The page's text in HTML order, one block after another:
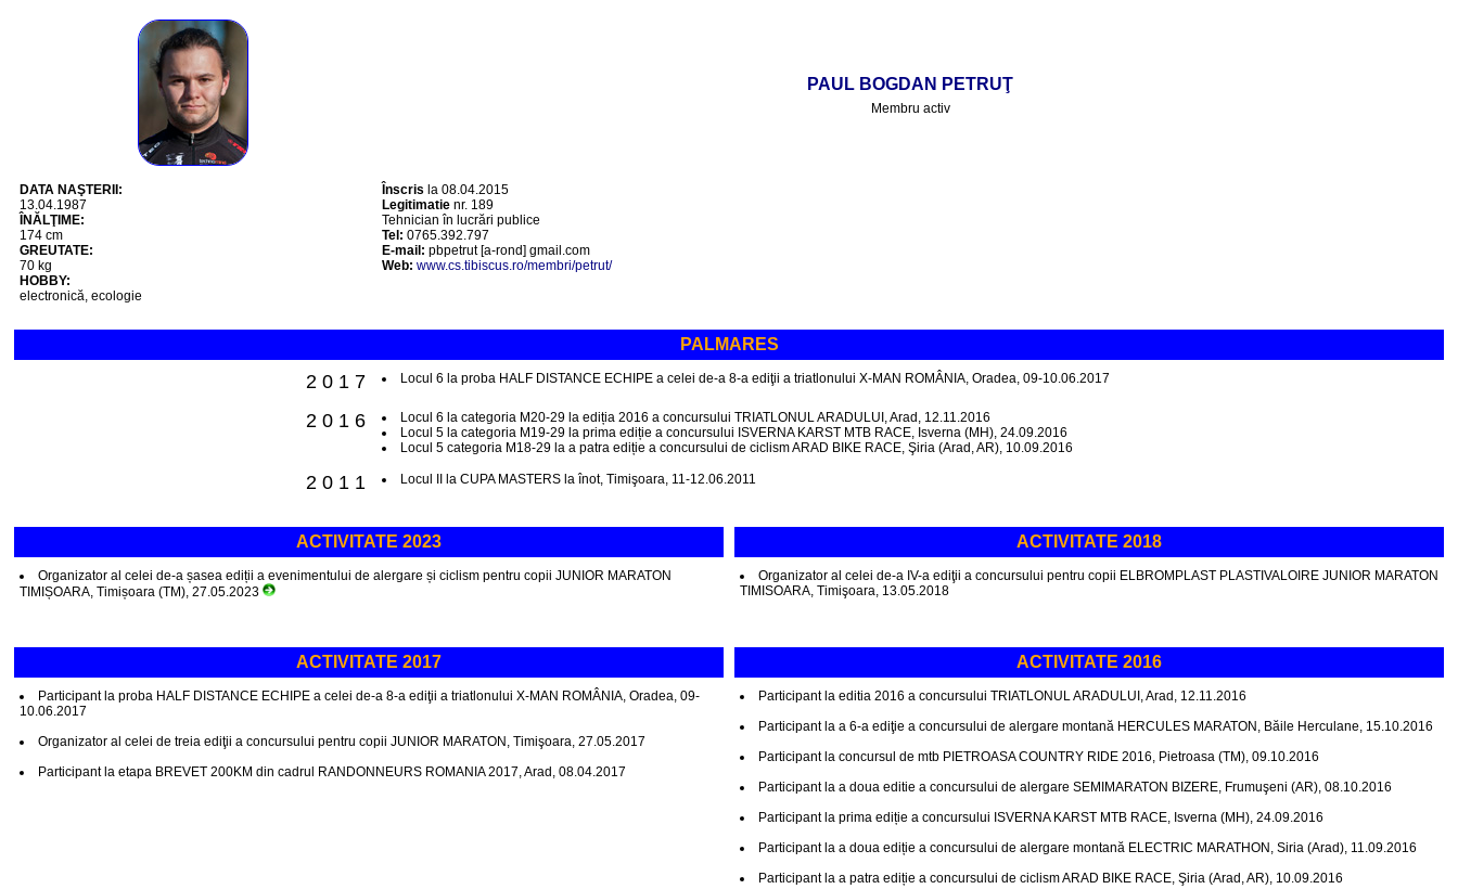
PAUL BOGDAN PETRUŢ
Membru activ
DATA NAŞTERII:
13.04.1987
ÎNĂLŢIME:
174 cm
GREUTATE:
70 kg
HOBBY:
electronică, ecologie
Înscris la 08.04.2015
Legitimatie nr. 189
Tehnician în lucrări publice
Tel: 0765.392.797
E-mail: pbpetrut [a-rond] gmail.com
Web: www.cs.tibiscus.ro/membri/petrut/
PALMARES
2 0 1 7 Locul 6 la proba HALF DISTANCE ECHIPE a celei de-a 8-a ediţii a triatlonului X-MAN ROMÂNIA, Oradea, 09-10.06.2017
2 0 1 6
Locul 6 la categoria M20-29 la ediția 2016 a concursului TRIATLONUL ARADULUI, Arad, 12.11.2016
Locul 5 la categoria M19-29 la prima ediție a concursului ISVERNA KARST MTB RACE, Isverna (MH), 24.09.2016
Locul 5 categoria M18-29 la a patra ediție a concursului de ciclism ARAD BIKE RACE, Şiria (Arad, AR), 10.09.2016
2 0 1 1 Locul II la CUPA MASTERS la înot, Timişoara, 11-12.06.2011
ACTIVITATE 2023
Organizator al celei de-a șasea ediții a evenimentului de alergare și ciclism pentru copii JUNIOR MARATON
TIMIȘOARA, Timișoara (TM), 27.05.2023
ACTIVITATE 2018
Organizator al celei de-a IV-a ediţii a concursului pentru copii ELBROMPLAST PLASTIVALOIRE JUNIOR MARATON
TIMISOARA, Timişoara, 13.05.2018
ACTIVITATE 2017
Participant la proba HALF DISTANCE ECHIPE a celei de-a 8-a ediţii a triatlonului X-MAN ROMÂNIA, Oradea, 09-
10.06.2017
Organizator al celei de treia ediţii a concursului pentru copii JUNIOR MARATON, Timişoara, 27.05.2017
Participant la etapa BREVET 200KM din cadrul RANDONNEURS ROMANIA 2017, Arad, 08.04.2017
ACTIVITATE 2016
Participant la editia 2016 a concursului TRIATLONUL ARADULUI, Arad, 12.11.2016
Participant la a 6-a ediţie a concursului de alergare montană HERCULES MARATON, Băile Herculane, 15.10.2016
Participant la concursul de mtb PIETROASA COUNTRY RIDE 2016, Pietroasa (TM), 09.10.2016
Participant la a doua editie a concursului de alergare SEMIMARATON BIZERE, Frumuşeni (AR), 08.10.2016
Participant la prima ediție a concursului ISVERNA KARST MTB RACE, Isverna (MH), 24.09.2016
Participant la a doua ediție a concursului de alergare montană ELECTRIC MARATHON, Siria (Arad), 11.09.2016
Participant la a patra ediție a concursului de ciclism ARAD BIKE RACE, Şiria (Arad, AR), 10.09.2016